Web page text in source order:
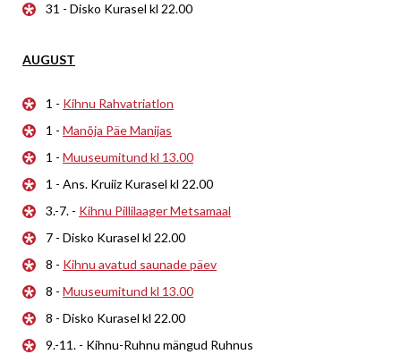
31 - Disko Kurasel kl 22.00
AUGUST
1 - Kihnu Rahvatriatlon
1 - Manõja Päe Manijas
1 - Muuseumitund kl 13.00
1 - Ans. Kruiiz Kurasel kl 22.00
3.-7. - Kihnu Pillilaager Metsamaal
7 - Disko Kurasel kl 22.00
8 - Kihnu avatud saunade päev
8 - Muuseumitund kl 13.00
8 - Disko Kurasel kl 22.00
9.-11. - Kihnu-Ruhnu mängud Ruhnus